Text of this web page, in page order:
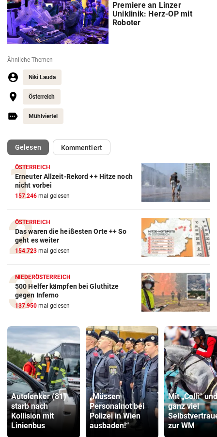
Premiere an Linzer
Uniklinik: Herz-OP mit
Roboter
Ähnliche Themen
Niki Lauda
Österreich
Mühlviertel
Gelesen(ausgewählt)Kommentiert
ÖSTERREICH
Erneuter Allzeit-Rekord ++ Hitze noch
nicht vorbei
157.246 mal gelesen
ÖSTERREICH
Das waren die heißesten Orte ++ So
geht es weiter
154.723 mal gelesen
NIEDERÖSTERREICH
500 Helfer kämpfen bei Gluthitze
gegen Inferno
137.950 mal gelesen
Autolenker (81)
starb nach
Kollision mit
Linienbus
„Müssen
Personalnot bei
Polizei in Wien
ausbaden!“
Mit „Colli“ und
ganz viel
zur WM